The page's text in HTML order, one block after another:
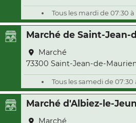
Tous les mardi de 07:30 à
Marché de Saint-Jean-
Marché
73300 Saint-Jean-de-
Tous les samedi de 07:30
Marché d'Albiez-le-
Marché